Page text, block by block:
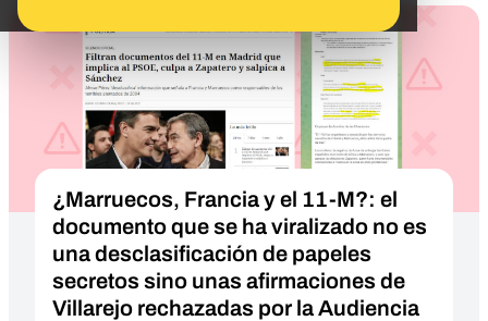
¿Marruecos, Francia y el 11-M?: el
documento que se ha viralizado no es
una desclasificación de papeles
secretos sino unas afirmaciones de
Villarejo rechazadas por la Audiencia